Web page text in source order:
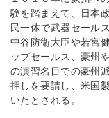
験を踏まえて、日本
民一体で武器セール
中谷防衛大臣や若宮
ップセールス、豪州
の演習名目での豪州
押しを要請し、米国
いたとされる。